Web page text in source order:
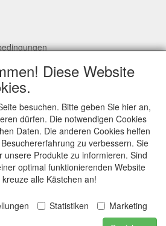
BV
Diese Website
besuchen. Bitte geben Sie hier an,
dürfen. Die notwendigen Cookies
Daten. Die anderen Cookies helfen
zu verbessern. Sie
unsere Produkte zu informieren. Sind
optimal funktionierenden Website
alle Kästchen an!
Statistiken
Marketing